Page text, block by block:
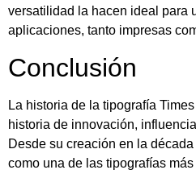
versatilidad la hacen ideal para
aplicaciones, tanto impresas
Conclusión
La historia de la tipografía
historia de innovación,
Desde su creación en la
como una de las tipografías